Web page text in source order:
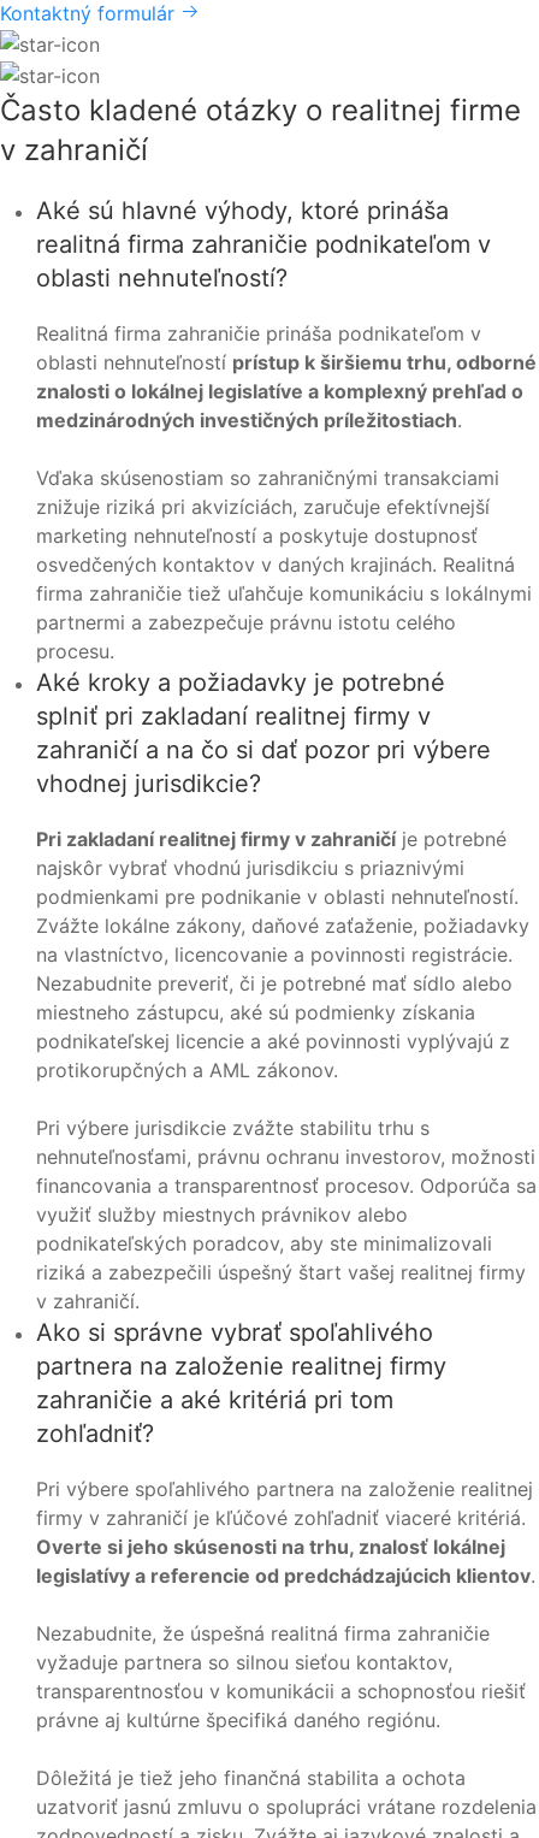
Kontaktný formulár
Často kladené otázky o realitnej firme
v zahraničí
Aké sú hlavné výhody, ktoré prináša
realitná firma zahraničie podnikateľom v
oblasti nehnuteľností?
Realitná firma zahraničie prináša podnikateľom v
oblasti nehnuteľností prístup k širšiemu trhu, odborné
znalosti o lokálnej legislatíve a komplexný prehľad o
medzinárodných investičných príležitostiach.
Vďaka skúsenostiam so zahraničnými transakciami
znižuje riziká pri akvizíciách, zaručuje efektívnejší
marketing nehnuteľností a poskytuje dostupnosť
osvedčených kontaktov v daných krajinách. Realitná
firma zahraničie tiež uľahčuje komunikáciu s lokálnymi
partnermi a zabezpečuje právnu istotu celého
procesu.
Aké kroky a požiadavky je potrebné
splniť pri zakladaní realitnej firmy v
zahraničí a na čo si dať pozor pri výbere
vhodnej jurisdikcie?
Pri zakladaní realitnej firmy v zahraničíje potrebné
najskôr vybrať vhodnú jurisdikciu s priaznivými
podmienkami pre podnikanie v oblasti nehnuteľností.
Zvážte lokálne zákony, daňové zaťaženie, požiadavky
na vlastníctvo, licencovanie a povinnosti registrácie.
Nezabudnite preveriť, či je potrebné mať sídlo alebo
miestneho zástupcu, aké sú podmienky získania
podnikateľskej licencie a aké povinnosti vyplývajú z
protikorupčných a AML zákonov.
Pri výbere jurisdikcie zvážte stabilitu trhu s
nehnuteľnosťami, právnu ochranu investorov, možnosti
financovania a transparentnosť procesov. Odporúča sa
využiť služby miestnych právnikov alebo
podnikateľských poradcov, aby ste minimalizovali
riziká a zabezpečili úspešný štart vašej realitnej firmy
v zahraničí.
Ako si správne vybrať spoľahlivého
partnera na založenie realitnej firmy
zahraničie a aké kritériá pri tom
zohľadniť?
Pri výbere spoľahlivého partnera na založenie realitnej
firmy v zahraničí je kľúčové zohľadniť viaceré kritériá.
Overte si jeho skúsenosti na trhu, znalosť lokálnej
legislatívy a referencie od predchádzajúcich klientov.
Nezabudnite, že úspešná realitná firma zahraničie
vyžaduje partnera so silnou sieťou kontaktov,
transparentnosťou v komunikácii a schopnosťou riešiť
právne aj kultúrne špecifiká daného regiónu.
Dôležitá je tiež jeho finančná stabilita a ochota
uzatvoriť jasnú zmluvu o spolupráci vrátane rozdelenia